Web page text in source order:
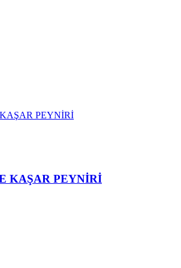
KAŞAR PEYNİRİ